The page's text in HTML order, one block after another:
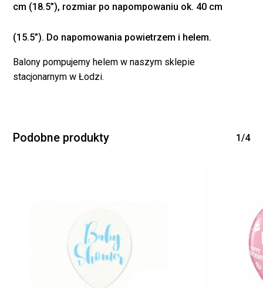
Brak produktów w
koszyku.
cm (18.5”), rozmiar po napompowaniu ok. 40 cm
(15.5”). Do napomowania powietrzem i helem.
Balony pompujemy helem w naszym sklepie
stacjonarnym w Łodzi.
Podobne produkty 1/4